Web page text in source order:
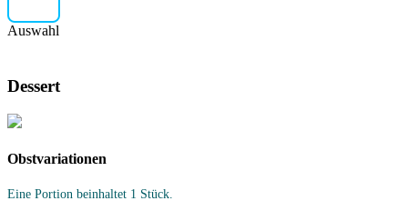
Auswahl
Dessert
Obstvariationen
Eine Portion beinhaltet 1 Stück.